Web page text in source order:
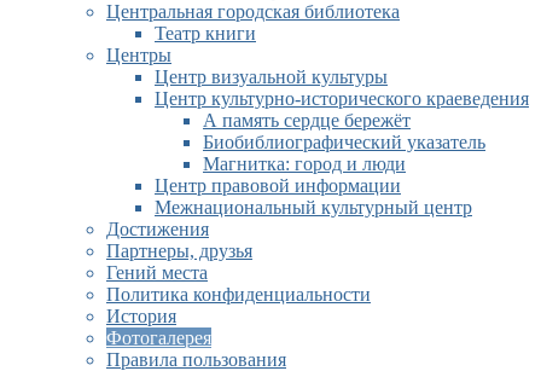
Центральная городская библиотека
Театр книги
Центры
Центр визуальной культуры
Центр культурно-исторического краеведения
А память сердце бережёт
Биобиблиографический указатель
Магнитка: город и люди
Центр правовой информации
Межнациональный культурный центр
Достижения
Партнеры, друзья
Гений места
Политика конфиденциальности
История
Фотогалерея
Правила пользования